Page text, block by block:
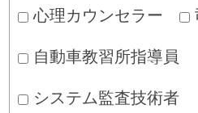
心理カウンセラー
自動車教習所指導員
システム監査技術者